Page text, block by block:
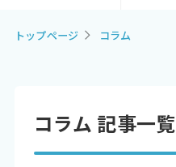
トップページ コラム
コラム 記事一覧